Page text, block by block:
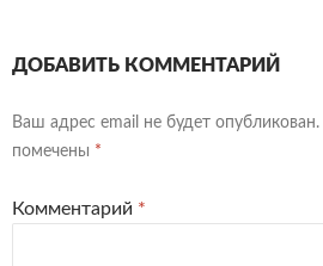
ДОБАВИТЬ КОММЕНТАРИЙ
Ваш адрес email не будет опубликован.
помечены *
Комментарий *